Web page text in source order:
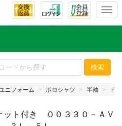
T
l
e
n
g
検索
ニフォーム ポロシャツ 半袖 ド
ト付き ００３３０－ＡＶ